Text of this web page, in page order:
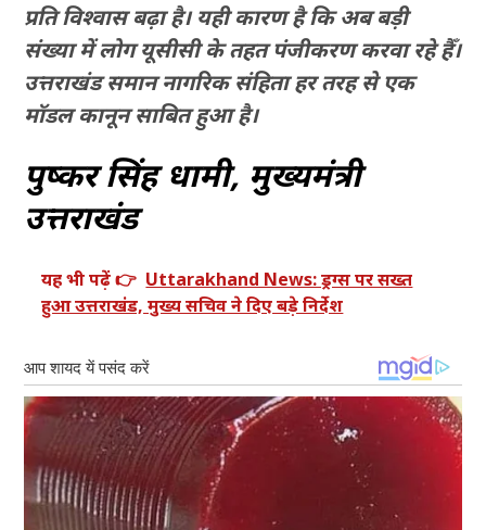
प्रति विश्वास बढ़ा है। यही कारण है कि अब बड़ी
संख्या में लोग यूसीसी के तहत पंजीकरण करवा रहे हैँ।
उत्तराखंड समान नागरिक संहिता हर तरह से एक
मॉडल कानून साबित हुआ है।
पुष्कर सिंह धामी, मुख्यमंत्री
उत्तराखंड
यह भी पढ़ें 👉 Uttarakhand News: ड्रग्स पर सख्त
हुआ उत्तराखंड, मुख्य सचिव ने दिए बड़े निर्देश